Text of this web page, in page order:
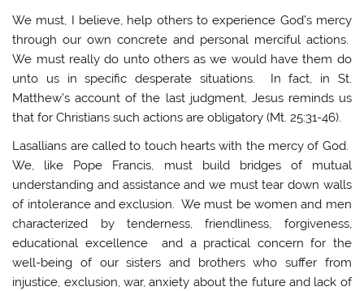
We must, I believe, help others to experience God’s mercy
through our own concrete and personal merciful actions.
We must really do unto others as we would have them do
unto us in specific desperate situations. In fact, in St.
Matthew’s account of the last judgment, Jesus reminds us
that for Christians such actions are obligatory (Mt. 25:31-46).
Lasallians are called to touch hearts with the mercy of God.
We, like Pope Francis, must build bridges of mutual
understanding and assistance and we must tear down walls
of intolerance and exclusion. We must be women and men
characterized by tenderness, friendliness, forgiveness,
educational excellence and a practical concern for the
well-being of our sisters and brothers who suffer from
injustice, exclusion, war, anxiety about the future and lack of